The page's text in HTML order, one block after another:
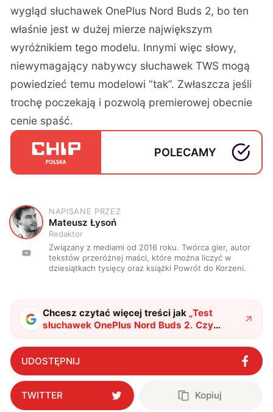
wygląd słuchawek OnePlus Nord Buds 2, bo ten
właśnie jest w dużej mierze największym
wyróżnikiem tego modelu. Innymi więc słowy,
niewymagający nabywcy słuchawek TWS mogą
powiedzieć temu modelowi “tak”. Zwłaszcza jeśli
trochę poczekają i pozwolą premierowej obecnie
cenie spaść.
POLECAMY
M
NAPISANE PRZEZ
Mateusz Łysoń
Redaktor
Związany z mediami od 2016 roku. Twórca gier, autor
tekstów przeróżnej maści, które można liczyć w
dziesiątkach tysięcy oraz książki Powrót do Korzeni.
Chcesz czytać więcej treści jak „Test
słuchawek OnePlus Nord Buds 2. Czy
unikalny wygląd idzie w parze z
możliwościami?"?
UDOSTĘPNIJ
TWITTER Kopiuj